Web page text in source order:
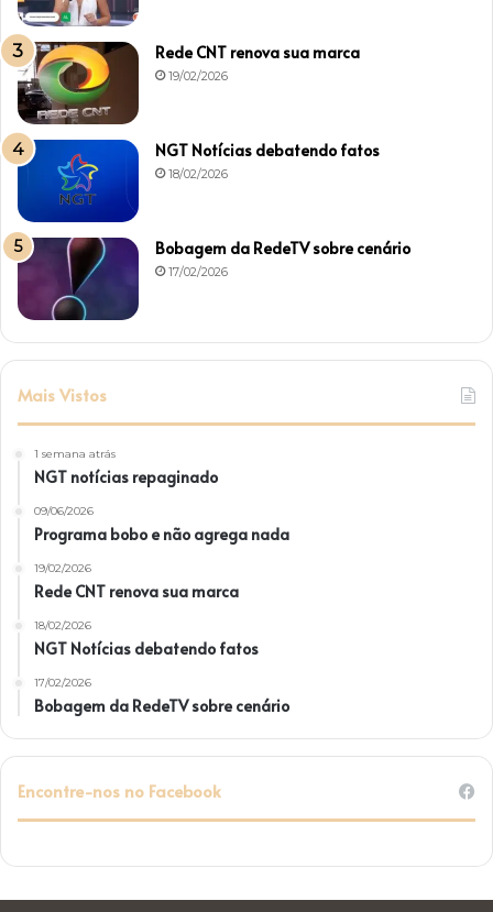
Rede CNT renova sua marca
19/02/2026
NGT Notícias debatendo fatos
18/02/2026
Bobagem da RedeTV sobre cenário
17/02/2026
Mais Vistos
1 semana atrás
NGT notícias repaginado
09/06/2026
Programa bobo e não agrega nada
19/02/2026
Rede CNT renova sua marca
18/02/2026
NGT Notícias debatendo fatos
17/02/2026
Bobagem da RedeTV sobre cenário
Encontre-nos no Facebook